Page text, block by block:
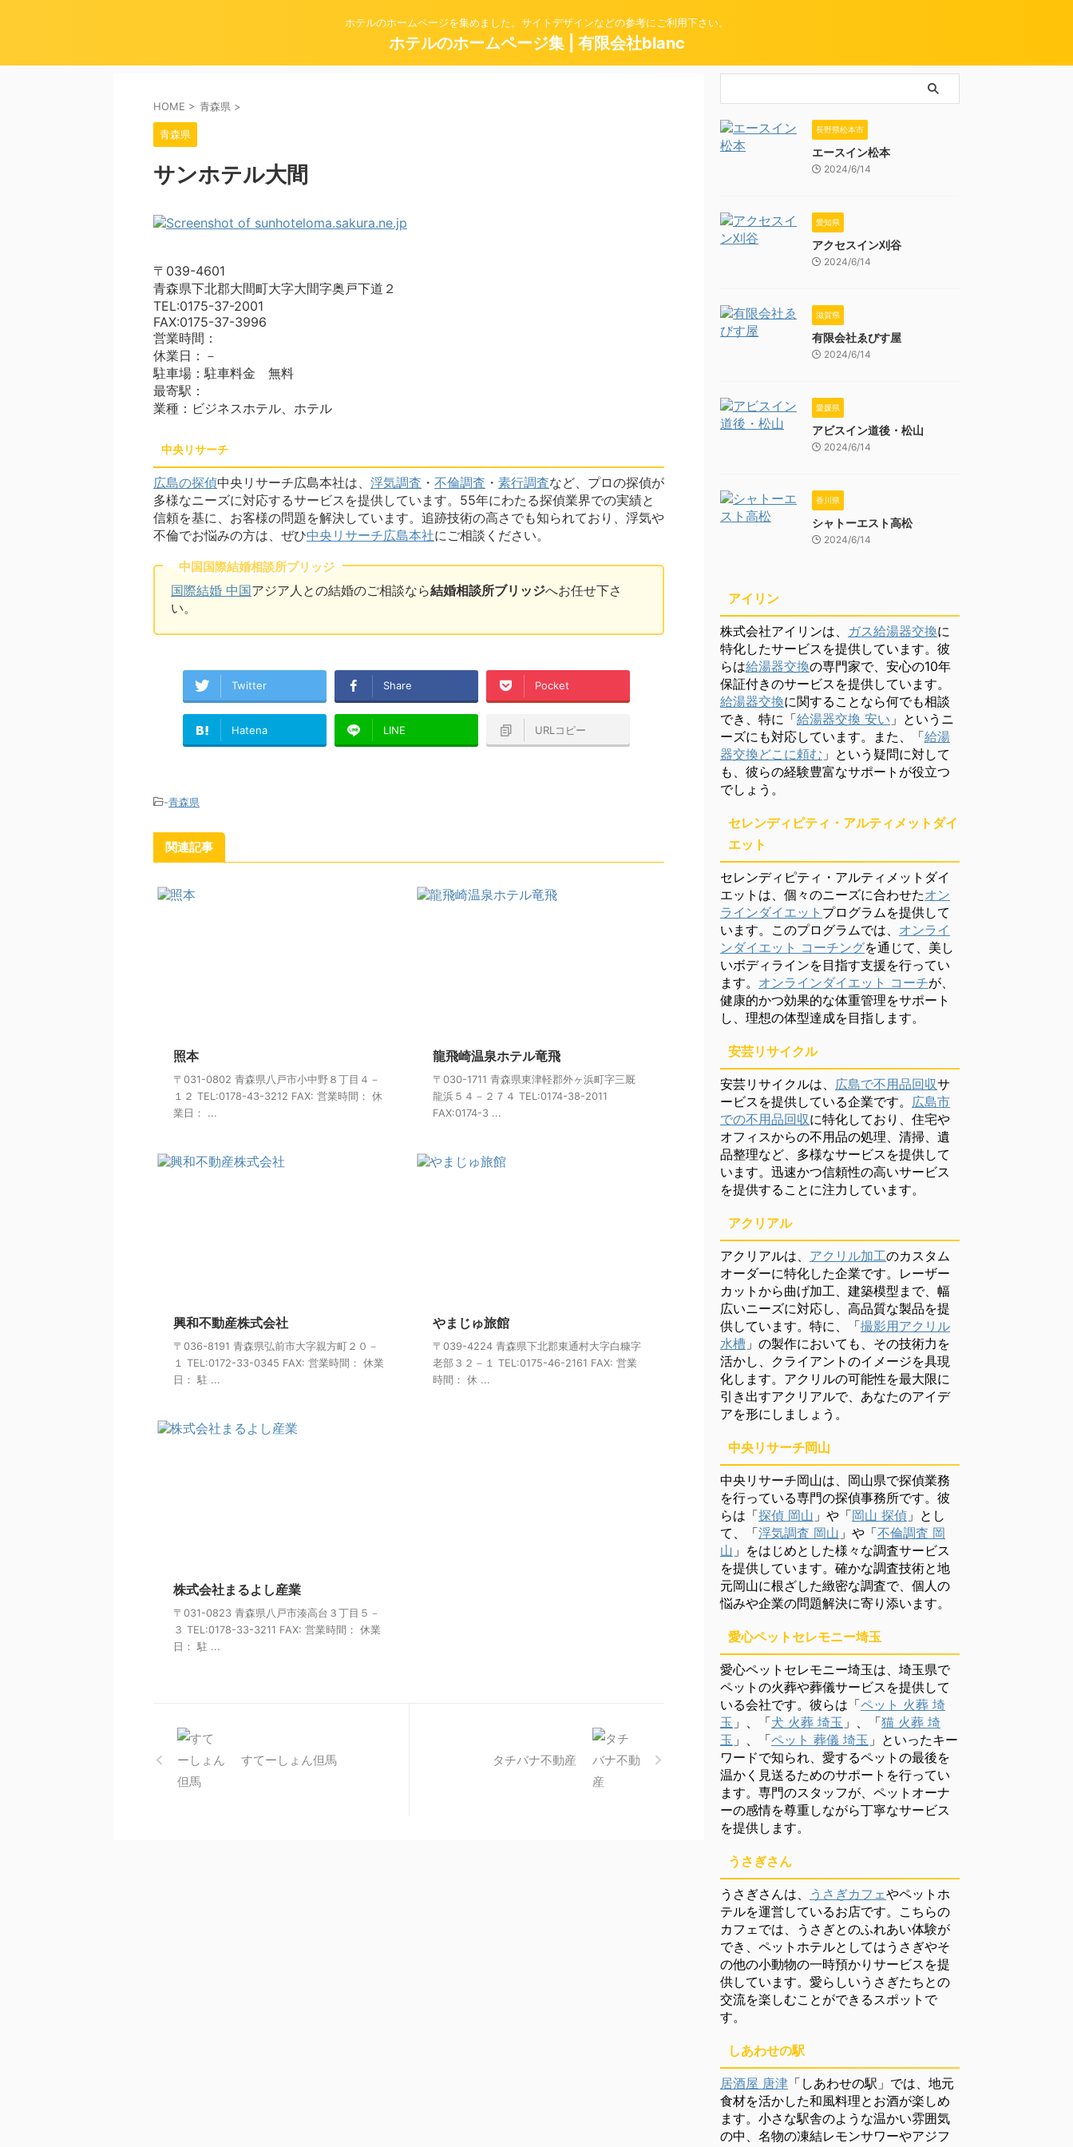
ホテルのホームページを集めました。サイトデザインなどの参考にご利用下さい。
ホテルのホームページ集 | 有限会社blanc
HOME > 青森県 >
青森県
サンホテル大間
〒039-4601
青森県下北郡大間町大字大間字奥戸下道２
TEL:0175-37-2001
FAX:0175-37-3996
営業時間：
休業日：－
駐車場：駐車料金 無料
最寄駅：
業種：ビジネスホテル、ホテル
中央リサーチ
広島の探偵中央リサーチ広島本社は、 浮気調査 ・ 不倫調査 ・ 素行調査など、プロの探偵が
多様なニーズに対応するサービスを提供しています。55年にわたる探偵業界での実績と
信頼を基に、お客様の問題を解決しています。追跡技術の高さでも知られており、浮気や
不倫でお悩みの方は、ぜひ中央リサーチ広島本社にご相談ください。
中国国際結婚相談所ブリッジ
国際結婚 中国アジア人との結婚のご相談なら結婚相談所ブリッジへお任せ下さ
い。
Twitter Share Pocket
Hatena LINE URLコピー
-青森県
関連記事
照本
〒031-0802 青森県八戸市小中野８丁目４－
１２ TEL:0178-43-3212 FAX: 営業時間： 休
業日： ...
龍飛崎温泉ホテル竜飛
〒030-1711 青森県東津軽郡外ヶ浜町字三厩
龍浜５４－２７４ TEL:0174-38-2011
FAX:0174-3 ...
興和不動産株式会社
〒036-8191 青森県弘前市大字親方町２０－
１ TEL:0172-33-0345 FAX: 営業時間： 休業
日： 駐 ...
やまじゅ旅館
〒039-4224 青森県下北郡東通村大字白糠字
老部３２－１ TEL:0175-46-2161 FAX: 営業
時間： 休 ...
株式会社まるよし産業
〒031-0823 青森県八戸市湊高台３丁目５－
３ TEL:0178-33-3211 FAX: 営業時間： 休業
日： 駐 ...
すてーしょん但馬 タチバナ不動産
長野県松本市
エースイン松本
2024/6/14
愛知県
アクセスイン刈谷
2024/6/14
滋賀県
有限会社ゑびす屋
2024/6/14
愛媛県
アビスイン道後・松山
2024/6/14
香川県
シャトーエスト高松
2024/6/14
アイリン
株式会社アイリンは、 ガス給湯器交換に
特化したサービスを提供しています。彼
らは給湯器交換の専門家で、安心の10年
保証付きのサービスを提供しています。
給湯器交換に関することなら何でも相談
でき、特に「給湯器交換 安い 」というニ
ーズにも対応しています。また、「給湯
器交換どこに頼む 」という疑問に対して
も、彼らの経験豊富なサポートが役立つ
でしょう。
セレンディピティ・アルティメットダイ
エット
セレンディピティ・アルティメットダイ
エットは、個々のニーズに合わせたオン
ラインダイエット プログラムを提供して
います。このプログラムでは、 オンライ
ンダイエット コーチングを通じて、美し
いボディラインを目指す支援を行ってい
ます。 オンラインダイエット コーチが、
健康的かつ効果的な体重管理をサポート
し、理想の体型達成を目指します。
安芸リサイクル
安芸リサイクルは、 広島で不用品回収サ
ービスを提供している企業です。 広島市
での不用品回収に特化しており、住宅や
オフィスからの不用品の処理、清掃、遺
品整理など、多様なサービスを提供して
います。迅速かつ信頼性の高いサービス
を提供することに注力しています。
アクリアル
アクリアルは、 アクリル加工のカスタム
オーダーに特化した企業です。レーザー
カットから曲げ加工、建築模型まで、幅
広いニーズに対応し、高品質な製品を提
供しています。特に、「撮影用アクリル
水槽 」の製作においても、その技術力を
活かし、クライアントのイメージを具現
化します。アクリルの可能性を最大限に
引き出すアクリアルで、あなたのアイデ
アを形にしましょう。
中央リサーチ岡山
中央リサーチ岡山は、岡山県で探偵業務
を行っている専門の探偵事務所です。彼
らは「探偵 岡山 」や「岡山 探偵 」とし
て、「浮気調査 岡山 」や「不倫調査 岡
山 」をはじめとした様々な調査サービス
を提供しています。確かな調査技術と地
元岡山に根ざした緻密な調査で、個人の
悩みや企業の問題解決に寄り添います。
愛心ペットセレモニー埼玉
愛心ペットセレモニー埼玉は、埼玉県で
ペットの火葬や葬儀サービスを提供して
いる会社です。彼らは「ペット 火葬 埼
玉 」、「犬 火葬 埼玉 」、「猫 火葬 埼
玉 」、「ペット 葬儀 埼玉 」といったキー
ワードで知られ、愛するペットの最後を
温かく見送るためのサポートを行ってい
ます。専門のスタッフが、ペットオーナ
ーの感情を尊重しながら丁寧なサービス
を提供します。
うさぎさん
うさぎさんは、 うさぎカフェやペットホ
テルを運営しているお店です。こちらの
カフェでは、うさぎとのふれあい体験が
でき、ペットホテルとしてはうさぎやそ
の他の小動物の一時預かりサービスを提
供しています。愛らしいうさぎたちとの
交流を楽しむことができるスポットで
す。
しあわせの駅
居酒屋 唐津 「しあわせの駅」では、地元
食材を活かした和風料理とお酒が楽しめ
ます。小さな駅舎のような温かい雰囲気
の中、名物の凍結レモンサワーやアジフ